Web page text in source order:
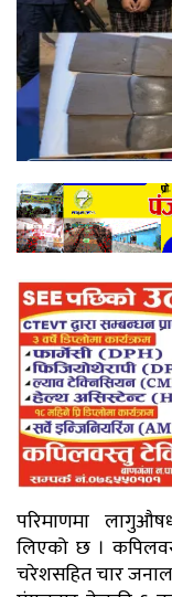
परिमाणमा
लिएको छ ।
चरेशसहित चार